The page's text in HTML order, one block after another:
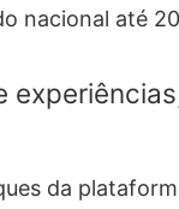
nacional até
da